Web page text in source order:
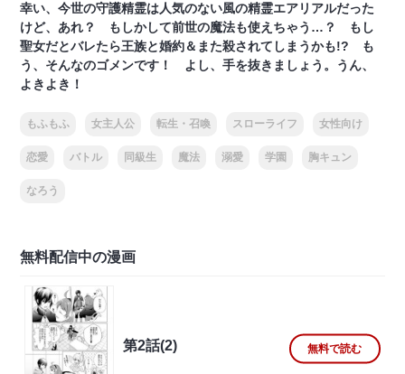
幸い、今世の守護精霊は人気のない風の精霊エアリアルだった
けど、あれ？ もしかして前世の魔法も使えちゃう…？ もし
聖女だとバレたら王族と婚約＆また殺されてしまうかも!? も
う、そんなのゴメンです！ よし、手を抜きましょう。うん、
よきよき！
もふもふ 女主人公 転生・召喚 スローライフ 女性向け
恋愛 バトル 同級生 魔法 溺愛 学園 胸キュン
なろう
無料配信中の漫画
第2話(2) 無料で読む